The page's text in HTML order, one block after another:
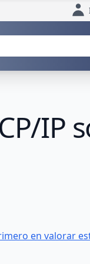
IP
en valorar